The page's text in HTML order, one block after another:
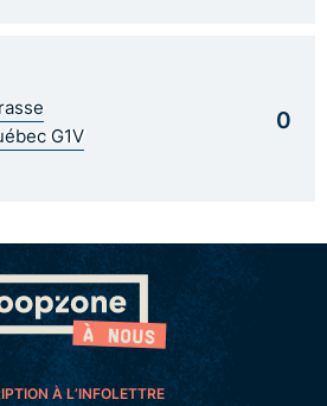
G1V
0
À L’INFOLETTRE